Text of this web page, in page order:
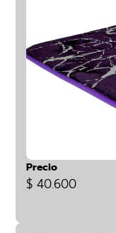
Precio
$ 40.600